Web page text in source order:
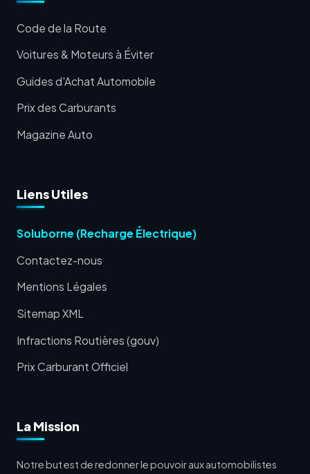
Code de la Route
Voitures & Moteurs à Éviter
Guides d'Achat Automobile
Prix des Carburants
Magazine Auto
Liens Utiles
Soluborne (Recharge Électrique)
Contactez-nous
Mentions Légales
Sitemap XML
Infractions Routières (gouv)
Prix Carburant Officiel
La Mission
Notre but est de redonner le pouvoir aux automobilistes